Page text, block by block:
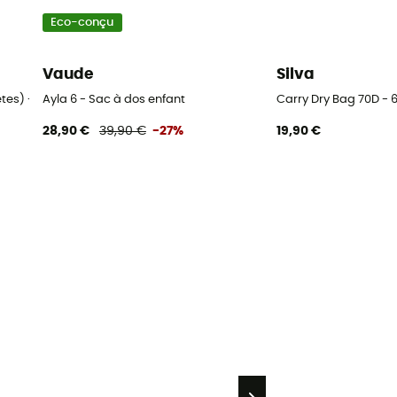
- Boucle de remplacement
Eco-conçu
Vaude
Ayla 6 - Sac à dos enfant
28,90 € 39,90 € -27%
Silva
Carry Dry Bag 70D -
19,90 €